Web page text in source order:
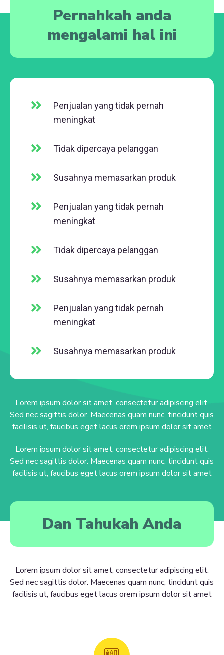
Pernahkah anda
mengalami hal ini
Penjualan yang tidak pernah
meningkat
Tidak dipercaya pelanggan
Susahnya memasarkan produk
Penjualan yang tidak pernah
meningkat
Tidak dipercaya pelanggan
Susahnya memasarkan produk
Penjualan yang tidak pernah
meningkat
Susahnya memasarkan produk
Lorem ipsum dolor sit amet, consectetur adipiscing elit.
Sed nec sagittis dolor. Maecenas quam nunc, tincidunt quis
facilisis ut, faucibus eget lacus orem ipsum dolor sit amet
Lorem ipsum dolor sit amet, consectetur adipiscing elit.
Sed nec sagittis dolor. Maecenas quam nunc, tincidunt quis
facilisis ut, faucibus eget lacus orem ipsum dolor sit amet
Dan Tahukah Anda
Lorem ipsum dolor sit amet, consectetur adipiscing elit.
Sed nec sagittis dolor. Maecenas quam nunc, tincidunt quis
facilisis ut, faucibus eget lacus orem ipsum dolor sit amet